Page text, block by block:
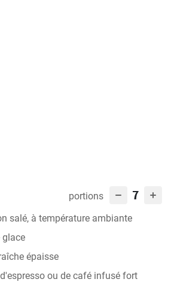
portions 7
salé, à température ambiante
glace
épaisse
ou de café infusé fort